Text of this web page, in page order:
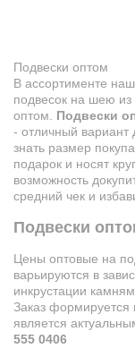
Подвески оптом
В ассортименте
подвесок на шею из
оптом. Подвески
- отличный вариант
знать размер
подарок и носят
возможность
средний чек и
Подвески
Цены оптовые на
варьируются в
инкрустации
Заказ формируется
является
555 0406